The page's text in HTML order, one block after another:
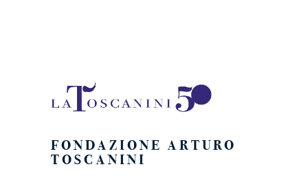
FONDAZIONE ARTURO
TOSCANINI